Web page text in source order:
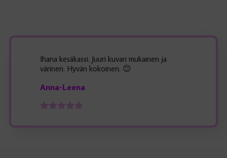
Ihana kesäkassi. Juuri kuvan mukainen ja
värinen. Hyvän kokoinen. 😊
Anna-Leena